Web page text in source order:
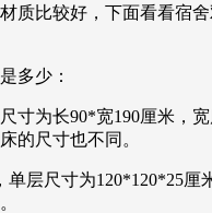
质比较好，下面看看宿
多少：
寸为长90*宽190厘米，宽
的尺寸也不同。
单层尺寸为120*120*25厘